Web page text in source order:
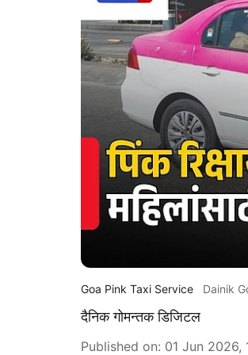
Goa Pink Taxi Service Dainik
दैनिक गोमन्तक डिजिटल
Published on: 01 Jun 2026,